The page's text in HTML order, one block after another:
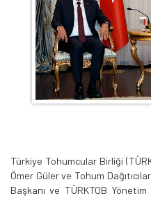
Türkiye Tohumcular Birliği
Ömer Güler ve Tohum
Başkanı ve TÜRKTOB